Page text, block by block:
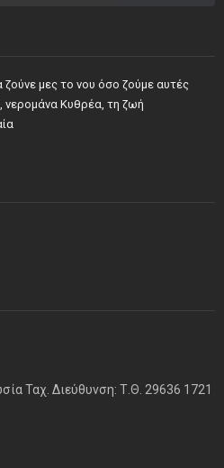
ΝΕΑ
και φορείς των
της ΠΣΕΚΑ στην
ζούνε μες το νου όσο ζούμε αυτές
νερομάνα Κυθρέα, τη ζωή
Ταχ. Διεύθυνση: Τ.Θ. 29636 1721